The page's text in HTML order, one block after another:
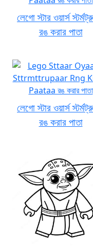
লেগো স্টার ওয়ার্স
রঙ করার পাতা
লেগো স্টার ওয়ার্স
রঙ করার পাতা